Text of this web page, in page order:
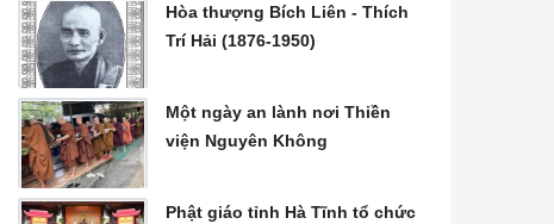
Hòa thượng Bích Liên - Thích
Trí Hải (1876-1950)
Một ngày an lành nơi Thiền
viện Nguyên Không
Phật giáo tỉnh Hà Tĩnh tổ chức